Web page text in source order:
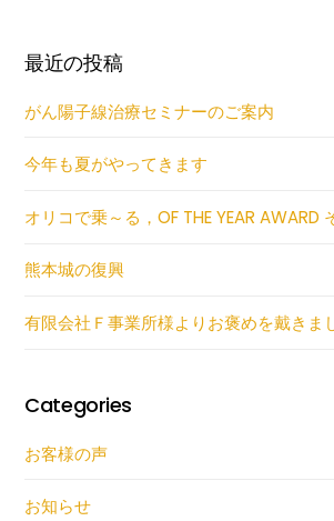
最近の投稿
がん陽子線治療セミナーのご案内
今年も夏がやってきます
オリコで乗～る，OF THE YEAR AWARD
熊本城の復興
有限会社Ｆ事業所様よりお褒めを戴きま
Categories
お客様の声
お知らせ